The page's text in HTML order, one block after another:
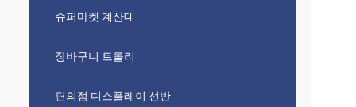
슈퍼마켓 계산대
장바구니 트롤리
편의점 디스플레이 선반